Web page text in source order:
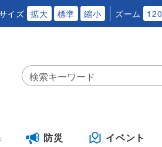
イズ 拡大 標準 縮小 ズーム
防災 イベント